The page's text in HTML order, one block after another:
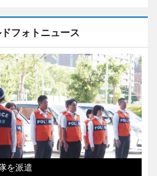
フォトニュース
を派遣